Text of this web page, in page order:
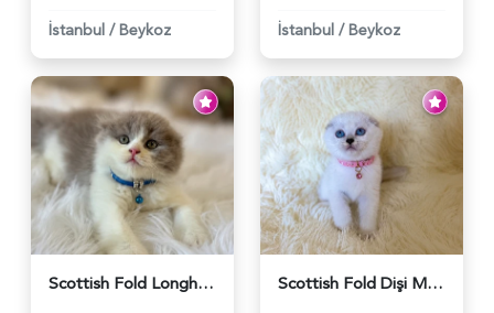
İstanbul / Beykoz İstanbul / Beykoz
Scottish Fold Longhair Lilac Bi Color 2 Aylık - 5908 Scottish Fold Dişi Mükemmel Yavrumuz - 5909